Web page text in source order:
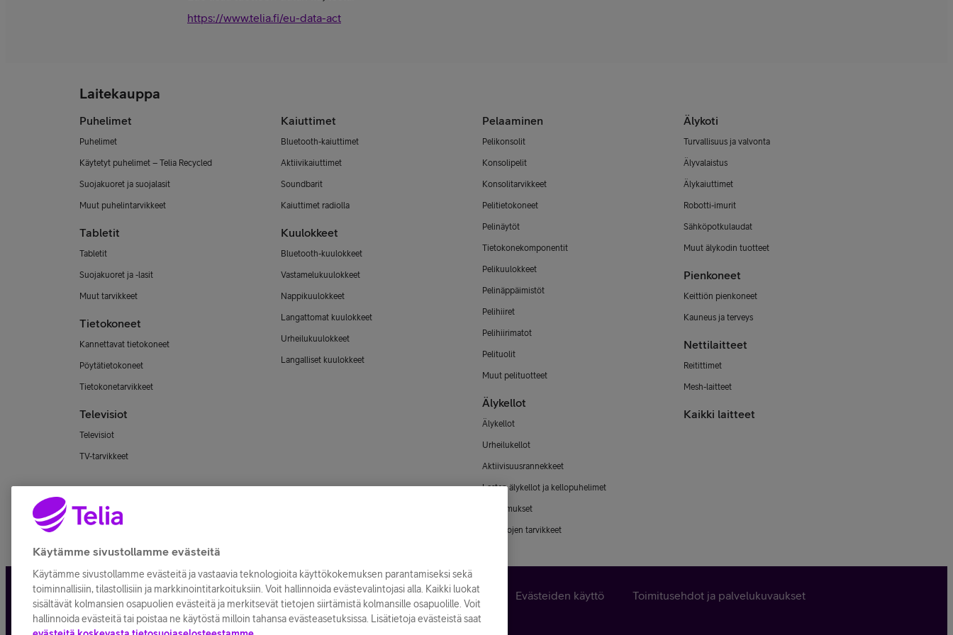
https://www.telia.fi/eu-data-act
Laitekauppa
Puhelimet
Puhelimet
Käytetyt puhelimet – Telia Recycled
Suojakuoret ja suojalasit
Muut puhelintarvikkeet
Tabletit
Tabletit
Suojakuoret ja -lasit
Muut tarvikkeet
Tietokoneet
Kannettavat tietokoneet
Pöytätietokoneet
Tietokonetarvikkeet
Televisiot
Televisiot
TV-tarvikkeet
Kaiuttimet
Bluetooth-kaiuttimet
Aktiivikaiuttimet
Soundbarit
Kaiuttimet radiolla
Kuulokkeet
Bluetooth-kuulokkeet
Vastamelukuulokkeet
Nappikuulokkeet
Langattomat kuulokkeet
Urheilukuulokkeet
Langalliset kuulokkeet
Pelaaminen
Pelikonsolit
Konsolipelit
Konsolitarvikkeet
Pelitietokoneet
Pelinäytöt
Tietokonekomponentit
Pelikuulokkeet
Pelinäppäimistöt
Pelihiiret
Pelihiirimatot
Pelituolit
Muut pelituotteet
Älykellot
Älykellot
Urheilukellot
Aktiivisuusrannekkeet
Lasten älykellot ja kellopuhelimet
Älysormukset
Älykellojen tarvikkeet
Älykoti
Turvallisuus ja valvonta
Älyvalaistus
Älykaiuttimet
Robotti-imurit
Sähköpotkulaudat
Muut älykodin tuotteet
Pienkoneet
Keittiön pienkoneet
Kauneus ja terveys
Nettilaitteet
Reitittimet
Mesh-laitteet
Kaikki laitteet
Tietosuoja ja -turva Tilauksen peruuttaminen Käyttöehdot Evästeiden käyttö Toimitusehdot ja palvelukuvaukset
Käytämme sivustollamme evästeitä
Käytämme sivustollamme evästeitä ja vastaavia teknologioita käyttökokemuksen parantamiseksi sekä
toiminnallisiin, tilastollisiin ja markkinointitarkoituksiin. Voit hallinnoida evästevalintojasi alla. Kaikki luokat
sisältävät kolmansien osapuolien evästeitä ja merkitsevät tietojen siirtämistä kolmansille osapuolille. Voit
hallinnoida evästeitä tai poistaa ne käytöstä milloin tahansa evästeasetuksissa. Lisätietoja evästeistä saat